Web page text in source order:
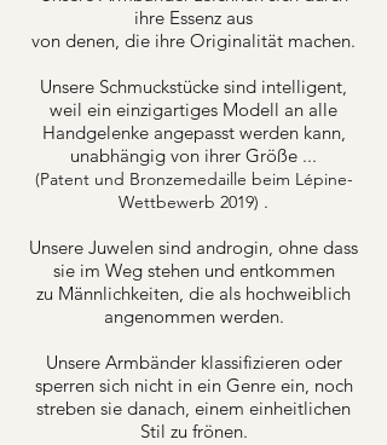
ihre Essenz aus
von denen, die ihre Originalität machen.
Unsere Schmuckstücke sind intelligent,
weil ein einzigartiges Modell an alle
Handgelenke angepasst werden kann,
unabhängig von ihrer Größe ...
(Patent und Bronzemedaille beim Lépine-
Wettbewerb 2019) .
Unsere Juwelen sind androgin, ohne dass
sie im Weg stehen und entkommen
zu Männlichkeiten, die als hochweiblich
angenommen werden.
Unsere Armbänder klassifizieren oder
sperren sich nicht in ein Genre ein, noch
streben sie danach, einem einheitlichen
Stil zu frönen.